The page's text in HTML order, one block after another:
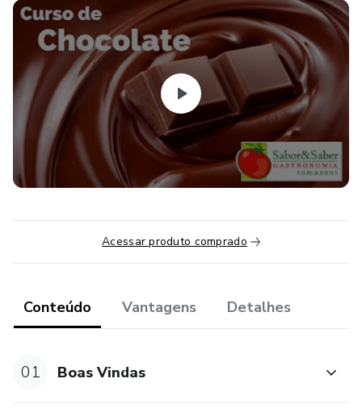
Acessar produto comprado
Conteúdo Vantagens Detalhes
01 Boas Vindas